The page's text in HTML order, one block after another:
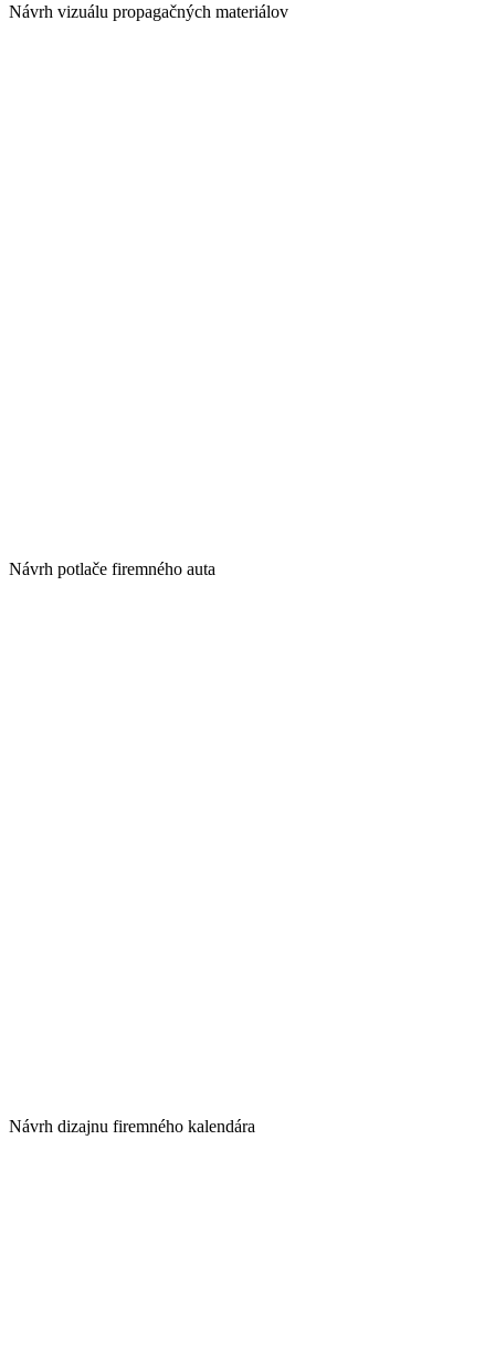
Návrh vizuálu propagačných materiálov
Návrh potlače firemného auta
Návrh dizajnu firemného kalendára